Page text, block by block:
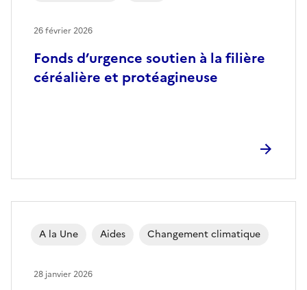
Fonds d’urgence soutien à la filière
céréalière et protéagineuse
26 février 2026
A la Une Aides Changement climatique
28 janvier 2026